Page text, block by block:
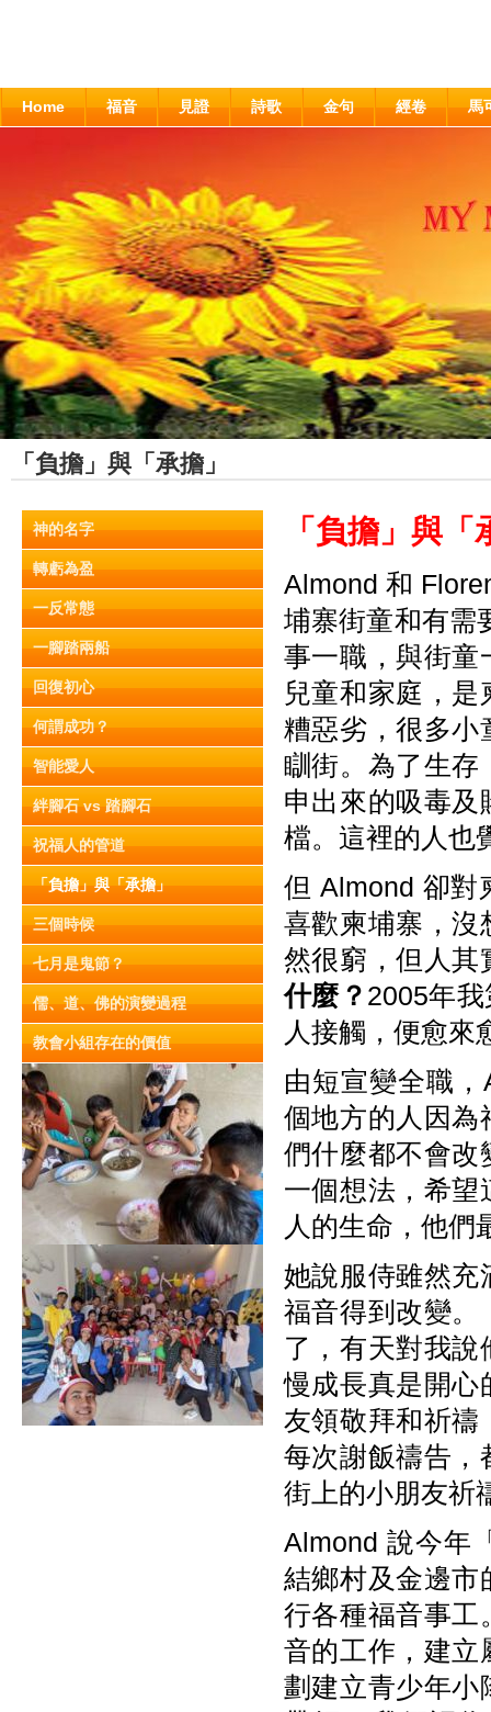
Home 福音 見證 詩歌 金句 經卷 馬
「負擔」與「承擔」
神的名字
轉虧為盈
一反常態
一腳踏兩船
回復初心
何謂成功？
智能愛人
絆腳石 vs 踏腳石
祝福人的管道
「負擔」與「承擔」
三個時候
七月是鬼節？
儒、道、佛的演變過程
教會小組存在的價值
「負擔」與「
Almond 和
埔寨街童和有需
事一職，與街童
兒童和家庭，
糟惡劣，很多小
瞓街。為了生存
申出來的吸毒及
檔。這裡的人也
但 Almond 卻對
喜歡柬埔寨，沒
然很窮，但人其
什麼？ 2005年
人接觸，便愈
由短宣變全職
個地方的人因為
們什麼都不會改
一個想法，希望
人的生命，他
她說服侍雖然充
福音得到改變。
了，有天對我
慢成長真是開心
友領敬拜和祈禱
每次謝飯禱告，
街上的小朋友祈
Almond 說今年
結鄉村及金邊市
行各種福音事工
音的工作，建立
劃建立青少年小